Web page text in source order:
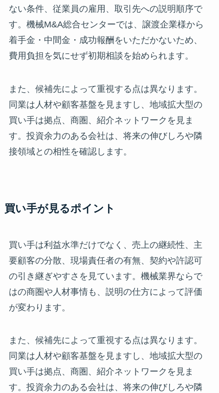
ない条件、従業員の雇用、取引先への説明順序で
す。機械M&A総合センターでは、譲渡企業様から
着手金・中間金・成功報酬をいただかないため、
費用負担を気にせず初期相談を始められます。
また、候補先によって重視する点は異なります。
同業は人材や顧客基盤を見ますし、地域拡大型の
買い手は拠点、商圏、紹介ネットワークを見ま
す。投資余力のある会社は、将来の伸びしろや隣
接領域との相性を確認します。
買い手が見るポイント
買い手は利益水準だけでなく、売上の継続性、主
要顧客の分散、現場責任者の有無、契約や許認可
の引き継ぎやすさを見ています。機械業界ならで
はの商圏や人材事情も、説明の仕方によって評価
が変わります。
また、候補先によって重視する点は異なります。
同業は人材や顧客基盤を見ますし、地域拡大型の
買い手は拠点、商圏、紹介ネットワークを見ま
す。投資余力のある会社は、将来の伸びしろや隣